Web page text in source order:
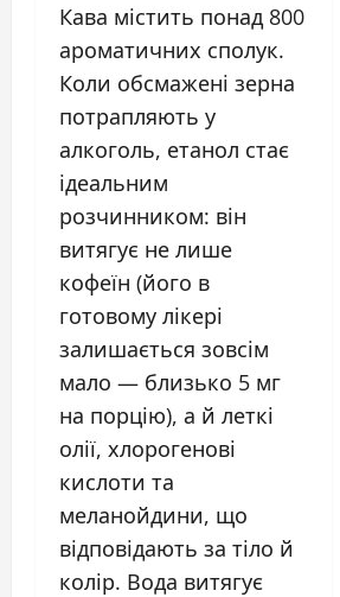
Кава містить понад 800
ароматичних сполук.
Коли обсмажені зерна
потрапляють у
алкоголь, етанол стає
ідеальним
розчинником: він
витягує не лише
кофеїн (його в
готовому лікері
залишається зовсім
мало — близько 5 мг
на порцію), а й леткі
олії, хлорогенові
кислоти та
меланойдини, що
відповідають за тіло й
колір. Вода витягує